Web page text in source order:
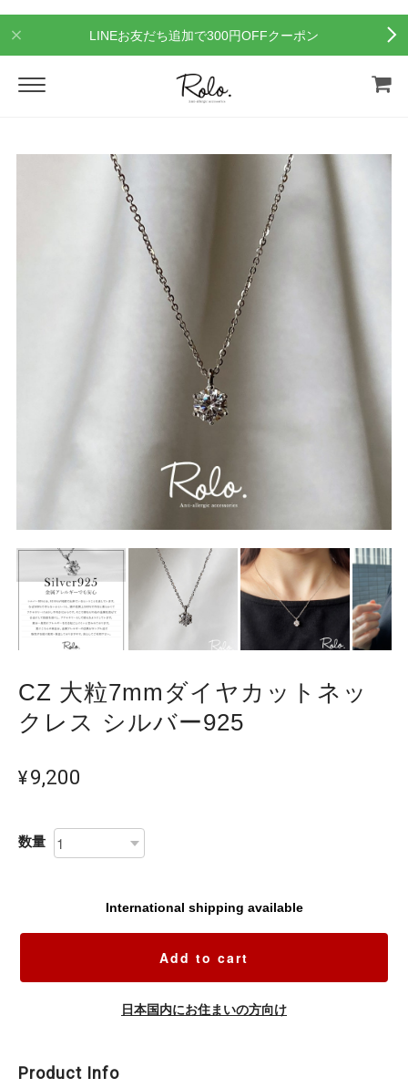
LINEお友だち追加で300円OFFクーポン
CZ 大粒7mmダイヤカットネッ
クレス シルバー925
¥9,200
数量
International shipping available
Add to cart
日本国内にお住まいの方向け
Product Info